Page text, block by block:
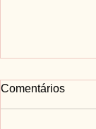
Comentários